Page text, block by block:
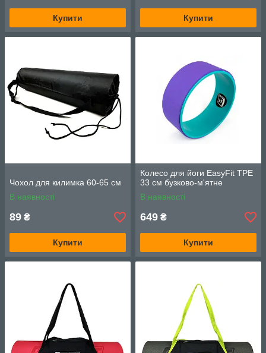
Купити Купити
Чохол для килимка 60-65 см
В наявності
89 ₴
Купити
Колесо для йоги EasyFit TPE
33 см бузково-м'ятне
В наявності
649 ₴
Купити